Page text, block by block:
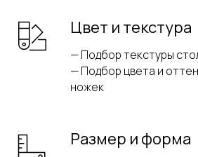
Цвет и текстура
— Подбор текстуры
— Подбор цвета и
ножек
Размер и форма